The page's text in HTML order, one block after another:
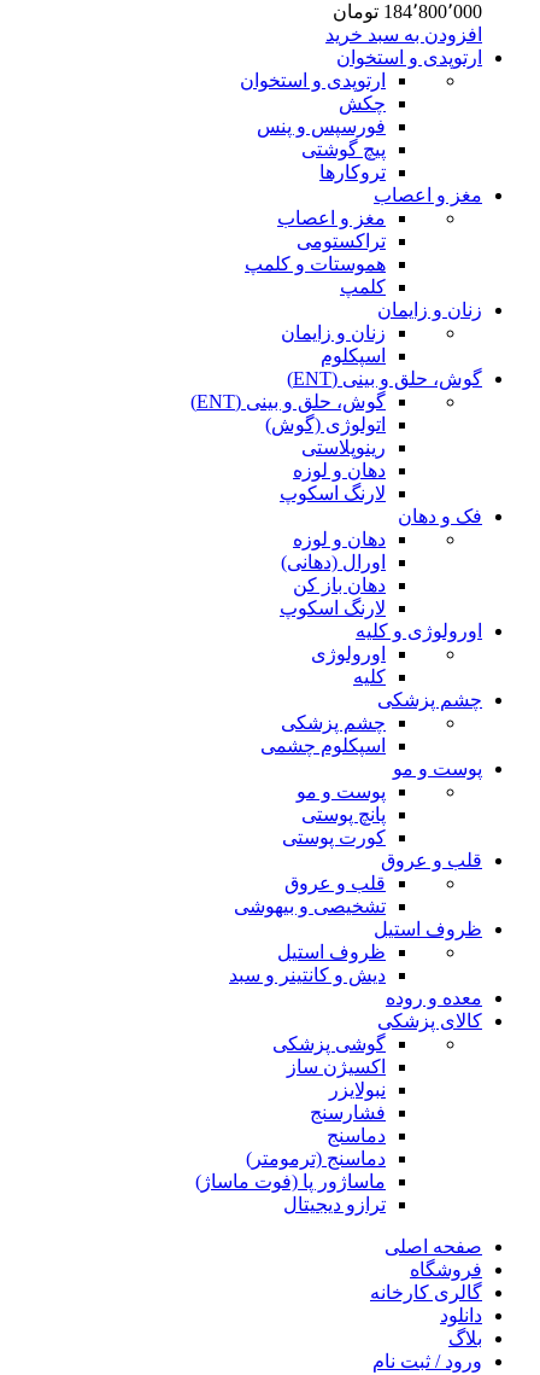
184٬800٬000 تومان
افزودن به سبد خرید
ارتوپدی و استخوان
ارتوپدی و استخوان
چکش
فورسپس و پنس
پیچ گوشتی
تروکارها
مغز و اعصاب
مغز و اعصاب
تراکستومی
هموستات و کلمپ
کلمپ
زنان و زایمان
زنان و زایمان
اسپکلوم
گوش، حلق و بینی (ENT)
گوش، حلق و بینی (ENT)
اتولوژی (گوش)
رینوپلاستی
دهان و لوزه
لارنگ اسکوپ
فک و دهان
دهان و لوزه
اورال (دهانی)
دهان باز کن
لارنگ اسکوپ
اورولوژی و کلیه
اورولوژی
کلیه
چشم پزشکی
چشم پزشکی
اسپکلوم چشمی
پوست و مو
پوست و مو
پانچ پوستی
کورت پوستی
قلب و عروق
قلب و عروق
تشخیصی و بیهوشی
ظروف استیل
ظروف استیل
دیش و کانتینر و سبد
معده و روده
کالای پزشکی
گوشی پزشکی
اکسیژن ساز
نبولایزر
فشارسنج
دماسنج
دماسنج (ترمومتر)
ماساژور پا (فوت ماساژ)
ترازو دیجیتال
صفحه اصلی
فروشگاه
گالری کارخانه
دانلود
بلاگ
ورود / ثبت نام